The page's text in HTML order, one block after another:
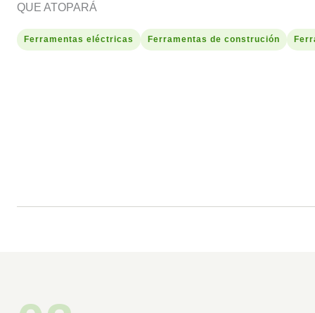
QUE ATOPARÁ
Ferramentas eléctricas Ferramentas de construción